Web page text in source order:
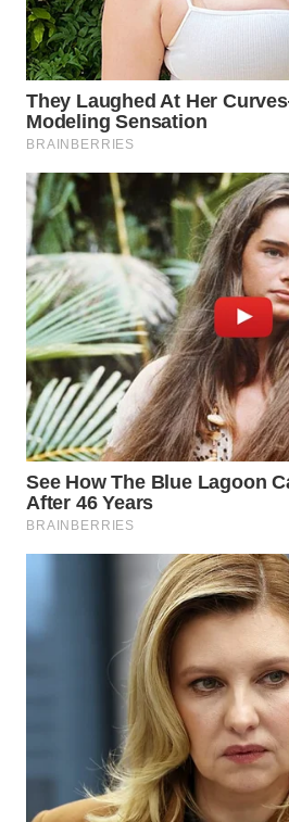
WN
SOLO
WN
BOROBUDUR
WN
MADURA
WN
SURABAYA
WN
NATUNA
WN
BINTAN
WN
MANDALIKA
LABUANBAJO
BORNEO